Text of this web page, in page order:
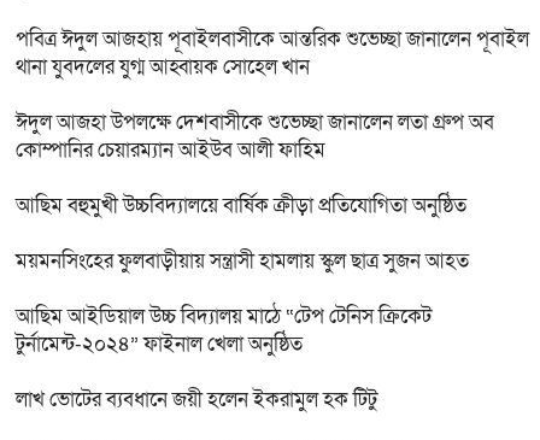
পবিত্র ঈদুল আজহায় পূবাইলবাসীকে আন্তরিক শুভেচ্ছা জানালেন পূবাইল
থানা যুবদলের যুগ্ম আহ্বায়ক সোহেল খান
ঈদুল আজহা উপলক্ষে দেশবাসীকে শুভেচ্ছা জানালেন লতা গ্রুপ অব
কোম্পানির চেয়ারম্যান আইউব আলী ফাহিম
আছিম বহুমুখী উচ্চবিদ্যালয়ে বার্ষিক ক্রীড়া প্রতিযোগিতা অনুষ্ঠিত
ময়মনসিংহের ফুলবাড়ীয়ায় সন্ত্রাসী হামলায় স্কুল ছাত্র সুজন আহত
আছিম আইডিয়াল উচ্চ বিদ্যালয় মাঠে “টেপ টেনিস ক্রিকেট
টুর্নামেন্ট-২০২৪” ফাইনাল খেলা অনুষ্ঠিত
লাখ ভোটের ব্যবধানে জয়ী হলেন ইকরামুল হক টিটু